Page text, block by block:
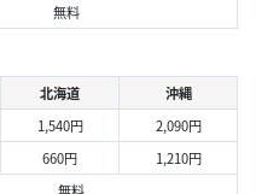
無料
北海道
沖縄
1,540円
2,090円
660円
1,210円